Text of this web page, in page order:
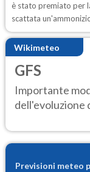
è stato premiato per
scattata
Wikimeteo
GFS
Importante
dell'evoluzione
Previsioni meteo